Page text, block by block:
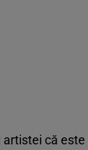
artistei că este